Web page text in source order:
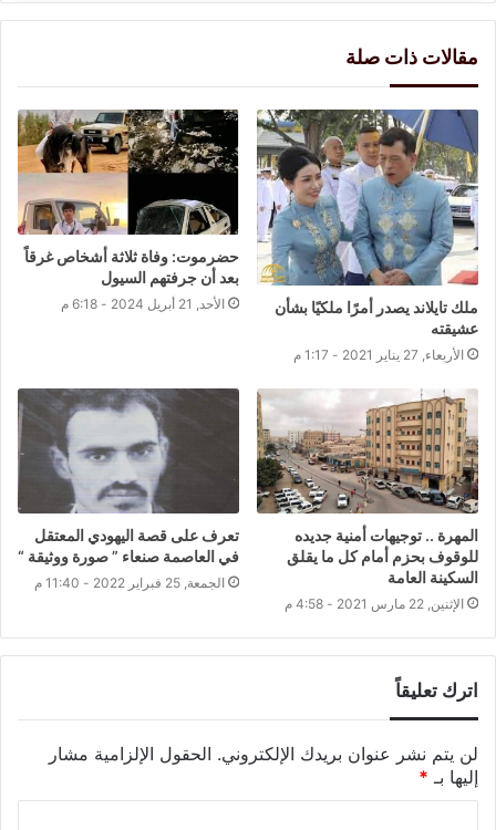
مقالات ذات صلة
ملك تايلاند يصدر أمرًا ملكيًا بشأن
عشيقته
الأربعاء, 27 يناير 2021 - 1:17 م
حضرموت: وفاة ثلاثة أشخاص غرقاً
بعد أن جرفتهم السيول
الأحد, 21 أبريل 2024 - 6:18 م
المهرة .. توجيهات أمنية جديده
للوقوف بحزم أمام كل ما يقلق
السكينة العامة
الإثنين, 22 مارس 2021 - 4:58 م
تعرف على قصة اليهودي المعتقل
في العاصمة صنعاء ” صورة ووثيقة “
الجمعة, 25 فبراير 2022 - 11:40 م
اترك تعليقاً
لن يتم نشر عنوان بريدك الإلكتروني. الحقول الإلزامية مشار
إليها بـ *